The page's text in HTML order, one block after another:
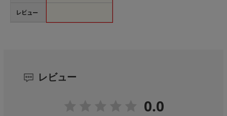
レビュー
レビュー
0.0